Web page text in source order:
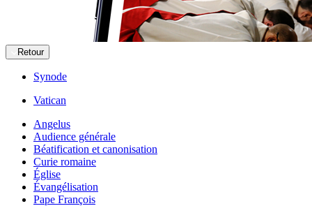
Retour
Synode
Vatican
Angelus
Audience générale
Béatification et canonisation
Curie romaine
Église
Évangélisation
Pape François